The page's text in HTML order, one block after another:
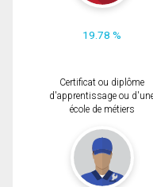
19.78 %
Certificat ou diplôme
d'apprentissage ou
école de métiers